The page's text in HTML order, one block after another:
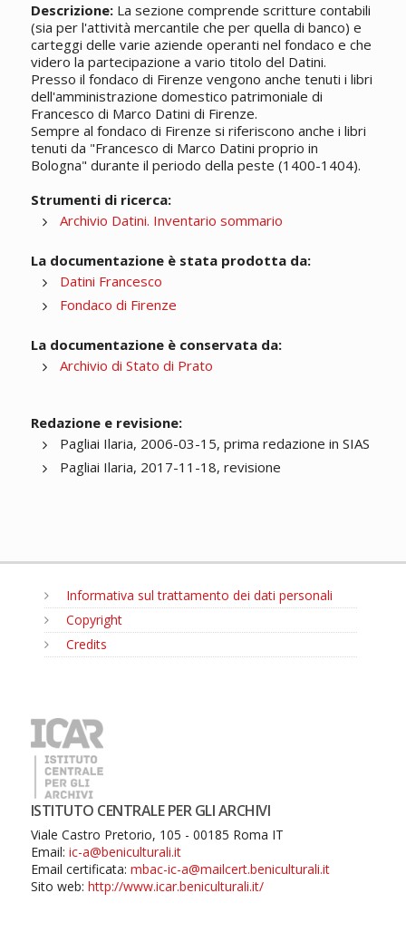
Descrizione:La sezione comprende scritture contabili
(sia per l'attività mercantile che per quella di banco) e
carteggi delle varie aziende operanti nel fondaco e che
videro la partecipazione a vario titolo del Datini.
Presso il fondaco di Firenze vengono anche tenuti i libri
dell'amministrazione domestico patrimoniale di
Francesco di Marco Datini di Firenze.
Sempre al fondaco di Firenze si riferiscono anche i libri
tenuti da "Francesco di Marco Datini proprio in
Bologna" durante il periodo della peste (1400-1404).
Strumenti di ricerca:
Archivio Datini. Inventario sommario
La documentazione è stata prodotta da:
Datini Francesco
Fondaco di Firenze
La documentazione è conservata da:
Archivio di Stato di Prato
Redazione e revisione:
Pagliai Ilaria, 2006-03-15, prima redazione in SIAS
Pagliai Ilaria, 2017-11-18, revisione
Informativa sul trattamento dei dati personali
Copyright
Credits
ISTITUTO CENTRALE PER GLI ARCHIVI
Viale Castro Pretorio, 105 - 00185 Roma IT
Email: ic-a@beniculturali.it
Email certificata: mbac-ic-a@mailcert.beniculturali.it
Sito web: http://www.icar.beniculturali.it/